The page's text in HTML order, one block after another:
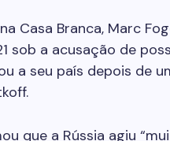
Casa Branca, Marc
sob a acusação de
a seu país depois de
que a Rússia agiu